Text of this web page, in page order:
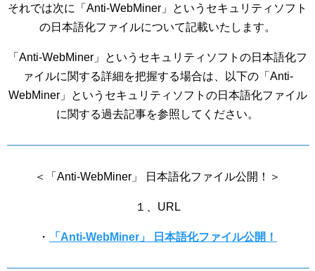
それでは次に「Anti-WebMiner」というセキュリティソフト
の日本語化ファイルについて記載いたします。
「Anti-WebMiner」というセキュリティソフトの日本語化フ
ァイルに関する詳細を把握する場合は、以下の「Anti-
WebMiner」というセキュリティソフトの日本語化ファイル
に関する過去記事を参照してください。
＜「Anti-WebMiner」 日本語化ファイル公開！＞
１、URL
・ 「Anti-WebMiner」 日本語化ファイル公開！